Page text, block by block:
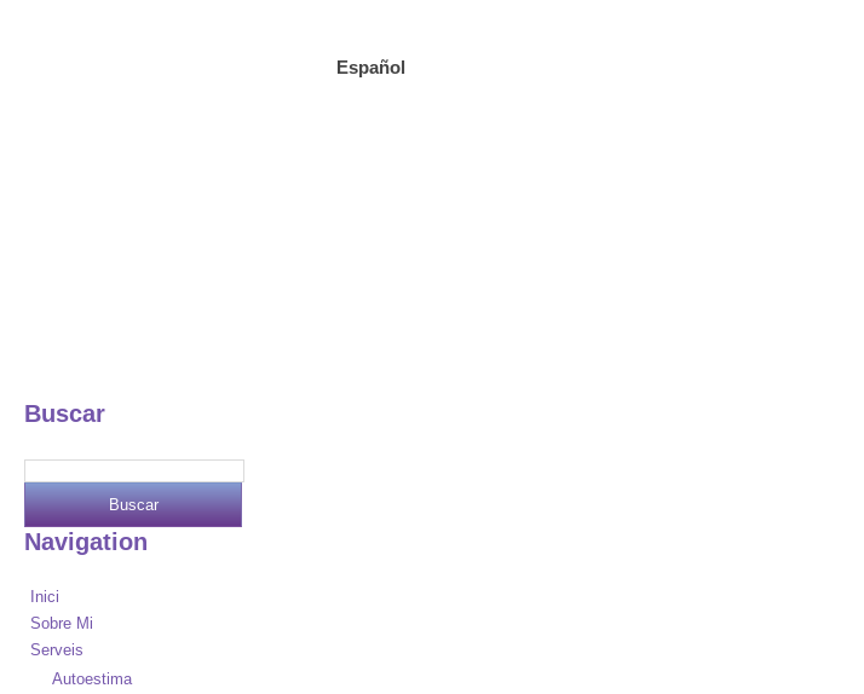
Español
Buscar
Navigation
Inici
Sobre Mi
Serveis
Autoestima